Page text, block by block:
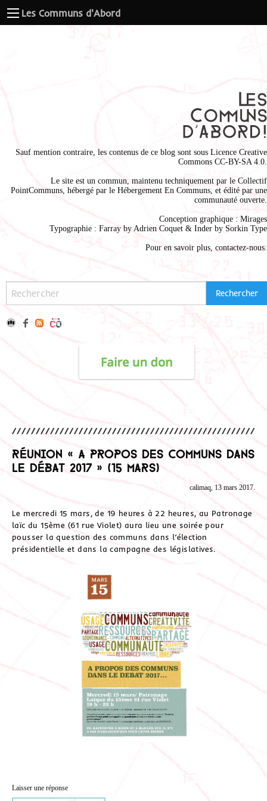
Les Communs d'Abord
Sauf mention contraire, les contenus de ce blog sont sous Licence Creative
Commons CC-BY-SA 4.0
Le site est un commun, maintenu techniquement par le Collectif
PointCommuns , hébergé par le Hébergement En Communs , et édité par une
communauté ouverte.
Conception graphique : Mirages
Typographie : Farray by Adrien Coquet & Inder by Sorkin Type
Pour en savoir plus, contactez-nous
Réunion « A propos des communs dans
le débat 2017 » (15 mars)
calimaq, 13 mars 2017.
Le mercredi 15 mars, de 19 heures à 22 heures, au Patronage
laïc du 15ème (61 rue Violet) aura lieu une soirée pour
pousser la question des communs dans l’élection
présidentielle et dans la campagne des législatives.
Laisser une réponse